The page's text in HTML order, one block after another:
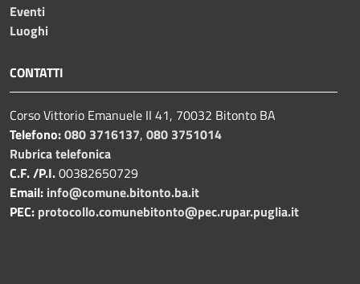
Eventi
Luoghi
CONTATTI
Corso Vittorio Emanuele II 41, 70032 Bitonto BA
Telefono:080 3716137, 080 3751014
Rubrica telefonica
C.F. /P.I.00382650729
Email: info@comune.bitonto.ba.it
PEC: protocollo.comunebitonto@pec.rupar.puglia.it